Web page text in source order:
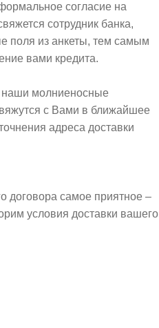
согласие на
сотрудник банка,
поля из анкеты, тем самым
вами кредита.
наши молниеносные
с Вами в ближайшее
адреса доставки
договора самое приятное –
условия доставки вашего